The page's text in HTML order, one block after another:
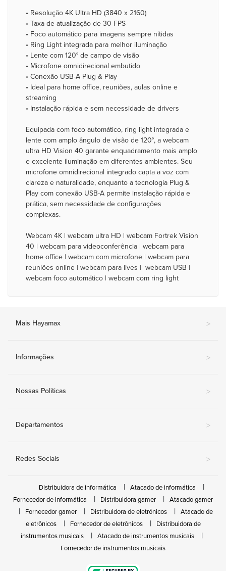
• Resolução 4K Ultra HD (3840 x 2160)
• Taxa de atualização de 30 FPS
• Foco automático para imagens sempre nítidas
• Ring Light integrada para melhor iluminação
• Lente com 120° de campo de visão
• Microfone omnidirecional embutido
• Conexão USB-A Plug & Play
• Ideal para home office, reuniões, aulas online e
streaming
• Instalação rápida e sem necessidade de drivers
Equipada com foco automático, ring light integrada e
lente com amplo ângulo de visão de 120°, a webcam
ultra HD Vision 40 garante enquadramento mais amplo
e excelente iluminação em diferentes ambientes. Seu
microfone omnidirecional integrado capta a voz com
clareza e naturalidade, enquanto a tecnologia Plug &
Play com conexão USB-A permite instalação rápida e
prática, sem necessidade de configurações
complexas.
Webcam 4K | webcam ultra HD | webcam Fortrek Vision
40 | webcam para videoconferência | webcam para
home office | webcam com microfone | webcam para
reuniões online | webcam para lives | webcam USB |
webcam foco automático | webcam com ring light
Mais Hayamax >
Informações >
Nossas Políticas >
Departamentos >
Redes Sociais >
Distribuidora de informática
Atacado de informática
Fornecedor de informática
Distribuidora gamer
Atacado gamer
Fornecedor gamer
Distribuidora de eletrônicos
Atacado de
eletrônicos
Fornecedor de eletrônicos
Distribuidora de
instrumentos musicais
Atacado de instrumentos musicais
Fornecedor de instrumentos musicais